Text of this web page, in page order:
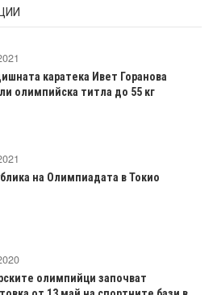
каратека Ивет Горанова
олимпийска титла до 55 кг
на Олимпиадата в Токио
олимпийци започват